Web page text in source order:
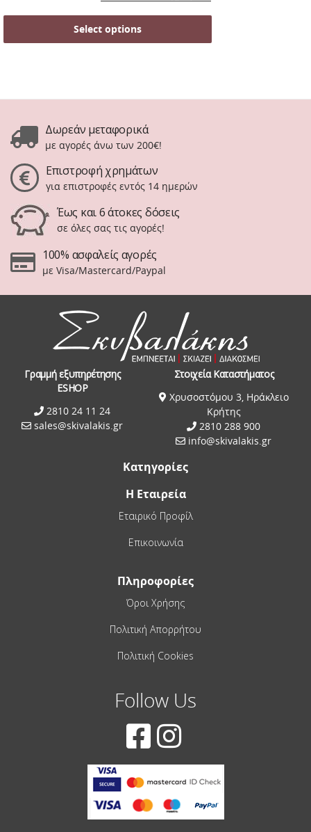
Select options
Δωρεάν μεταφορικά
με αγορές άνω των 200€!
Επιστροφή χρημάτων
για επιστροφές εντός 14 ημερών
Έως και 6 άτοκες δόσεις
σε όλες σας τις αγορές!
100% ασφαλείς αγορές
με Visa/Mastercard/Paypal
Γραμμή εξυπηρέτησης
ESHOP
2810 24 11 24
sales@skivalakis.gr
Στοιχεία Καταστήματος
Χρυσοστόμου 3, Ηράκλειο
Κρήτης
2810 288 900
info@skivalakis.gr
Κατηγορίες
Η Εταιρεία
Εταιρικό Προφίλ
Επικοινωνία
Πληροφορίες
Όροι Χρήσης
Πολιτική Απορρήτου
Πολιτική Cookies
Follow Us